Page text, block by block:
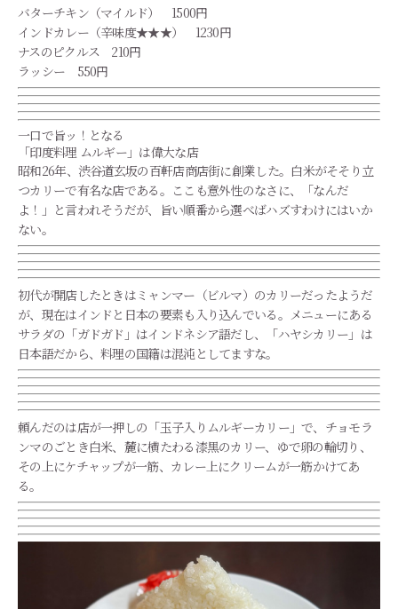
バターチキン（マイルド） 1500円
インドカレー（辛味度★★★） 1230円
ナスのピクルス 210円
ラッシー 550円
一口で旨ッ！となる
「印度料理 ムルギー」は偉大な店
昭和26年、渋谷道玄坂の百軒店商店街に創業した。白米がそそり立
つカリーで有名な店である。ここも意外性のなさに、「なんだ
よ！」と言われそうだが、旨い順番から選べばハズすわけにはいか
ない。
初代が開店したときはミャンマー（ビルマ）のカリーだったようだ
が、現在はインドと日本の要素も入り込んでいる。メニューにある
サラダの「ガドガド」はインドネシア語だし、「ハヤシカリー」は
日本語だから、料理の国籍は混沌としてますな。
頼んだのは店が一押しの「玉子入りムルギーカリー」で、チョモラ
ンマのごとき白米、麓に横たわる漆黒のカリー、ゆで卵の輪切り、
その上にケチャップが一筋、 カレー上にクリームが一筋かけてあ
る。